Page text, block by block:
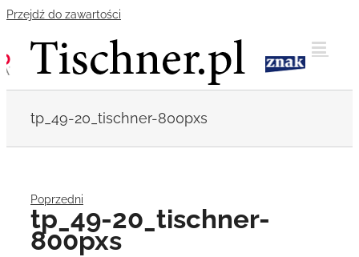
Przejdź do zawartości
tp_49-20_tischner-800pxs
Poprzedni
tp_49-20_tischner-
800pxs